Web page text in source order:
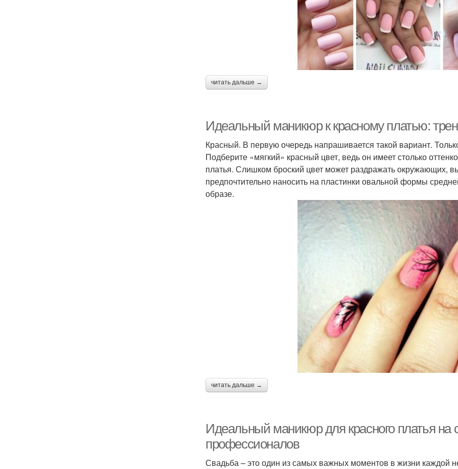
читать дальше →
Идеальный маникюр к красному платью:
Красный. В первую очередь напрашивается такой вариант.
Подберите «мягкий» красный цвет, ведь он имеет столько
платья. Слишком броский цвет может раздражать окружающих,
предпочтительно наносить на пластинки овальной формы
образе.
читать дальше →
Идеальный маникюр для красного платья на
профессионалов
Свадьба – это один из самых важных моментов в жизни каждой